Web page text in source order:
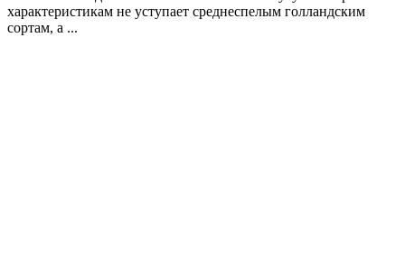
характеристикам не уступает среднеспелым голландским
сортам, а ...